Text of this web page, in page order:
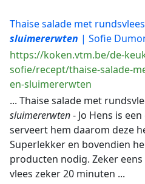
Thaise salade met
sluimererwten | Sofie
https://koken.vtm.be/de-
sofie/recept/thaise-salade-
en-sluimererwten
... Thaise salade met
sluimererwten- Jo Hens is
serveert hem daarom deze
Superlekker en bovendien
producten nodig. Zeker
vlees zeker 20 minuten ...